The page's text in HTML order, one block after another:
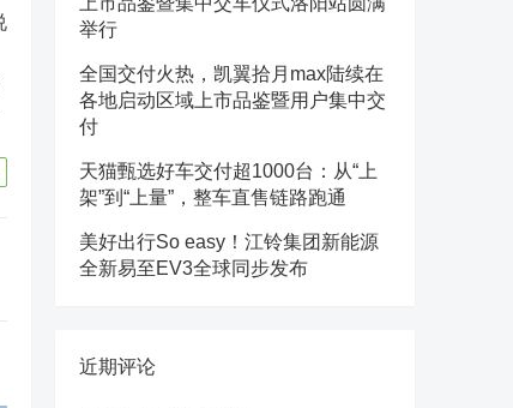
举行
全国交付火热，凯翼拾月max陆续在
各地启动区域上市品鉴暨用户集中交
付
天猫甄选好车交付超1000台：从“上
架”到“上量”，整车直售链路跑通
美好出行So easy！江铃集团新能源
全新易至EV3全球同步发布
近期评论